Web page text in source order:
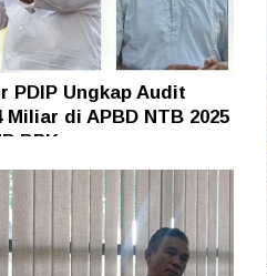
PDIP Ungkap Audit
Miliar di APBD NTB 2025
BPK